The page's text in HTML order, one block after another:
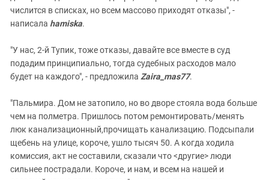
числится в списках, но всем массово приходят отказы", -
написала hamiska.
"У нас, 2-й Тупик, тоже отказы, давайте все вместе в суд
подадим принципиально, тогда судебных расходов мало
будет на каждого", - предложила Zaira_mas77.
"Пальмира. Дом не затопило, но во дворе стояла вода больше
чем на полметра. Пришлось потом ремонтировать/менять
люк канализационный,прочищать канализацию. Подсыпали
щебень на улице, короче, ушло тысяч 50. А когда ходила
комиссия, акт не составили, сказали что <другие> люди
сильнее пострадали. Короче, и нам, и всем на нашей и